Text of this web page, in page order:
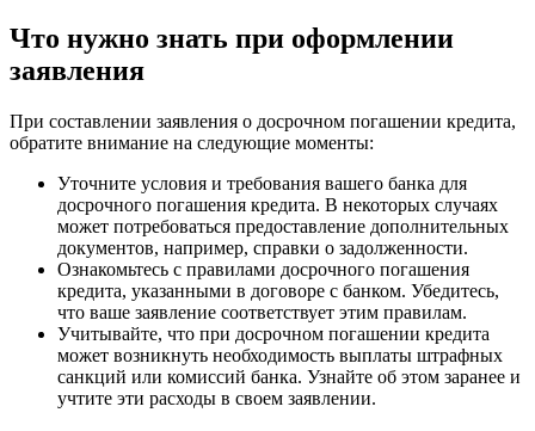
Что нужно знать при оформлении
заявления
При составлении заявления о досрочном погашении кредита,
обратите внимание на следующие моменты:
Уточните условия и требования вашего банка для
досрочного погашения кредита. В некоторых случаях
может потребоваться предоставление дополнительных
документов, например, справки о задолженности.
Ознакомьтесь с правилами досрочного погашения
кредита, указанными в договоре с банком. Убедитесь,
что ваше заявление соответствует этим правилам.
Учитывайте, что при досрочном погашении кредита
может возникнуть необходимость выплаты штрафных
санкций или комиссий банка. Узнайте об этом заранее и
учтите эти расходы в своем заявлении.